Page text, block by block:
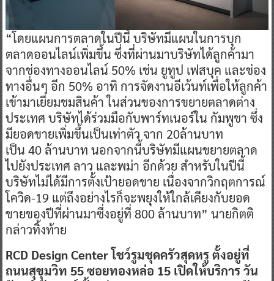
“โดยแผนการตลาดในปีนี้ บริษัทมีแผนในการบุก
ตลาดออนไลน์เพิ่มขึ้น ซึ่งที่ผ่านมาบริษัทได้ลูกค้ามา
จากช่องทางออนไลน์ 50% เช่น ยูทูป เฟสบุค และช่อง
ทางอื่นๆ อีก 50% อาทิ การจัดงานอีเว้นท์เพื่อให้ลูกค้า
เข้ามาเยี่ยมชมสินค้า ในส่วนของการขยายตลาดต่าง
ประเทศ บริษัทได้ร่วมมือกับพาร์ทเนอร์ใน กัมพูชา ซึ่ง
มียอดขายเพิ่มขึ้นเป็นเท่าตัว จาก 20ล้านบาท
เป็น 40 ล้านบาท นอกจากนี้บริษัทมีแผนขยายตลาด
ไปยังประเทศ ลาว และพม่า อีกด้วย สำหรับในปีนี้
บริษัทไม่ได้มีการตั้งเป้ายอดขาย เนื่องจากวิกฤตการณ์
โควิด-19 แต่ถึงอย่างไรก็จะพยุงให้ใกล้เคียงกับยอด
ขายของปีที่ผ่านมาซึ่งอยู่ที่ 800 ล้านบาท” นายกิตติ
กล่าวทิ้งท้าย
RCD Design Center โชว์รูมชุดครัวสุดหรู ตั้งอยู่ที่
ถนนสุขุมวิท 55 ซอยทองหล่อ 15 เปิดให้บริการ วัน